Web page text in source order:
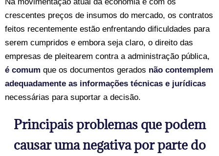
crescentes preços de insumos do mercado, os contratos
feitos recentemente estão enfrentando dificuldades para
serem cumpridos e embora seja claro, o direito das
empresas de pleitearem contra a administração pública,
é comum que os documentos gerados não contemplem
adequadamente as informações técnicas e jurídicas
necessárias para suportar a decisão.
Principais problemas que podem
causar uma negativa por parte do